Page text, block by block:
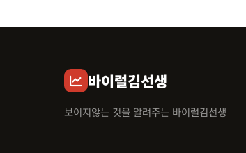
바이럴김선생
보이지않는 것을 알려주는 바이럴김선생